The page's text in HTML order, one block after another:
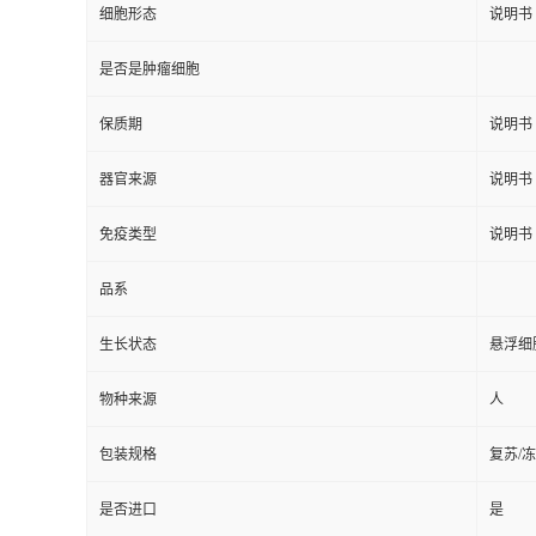
细胞形态 说明书
是否是肿瘤细胞
保质期 说明书
器官来源 说明书
免疫类型 说明书
品系
生长状态 悬浮细
物种来源 人
包装规格 复苏/
是否进口 是